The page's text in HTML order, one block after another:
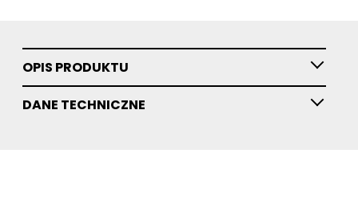
OPIS PRODUKTU
DANE TECHNICZNE